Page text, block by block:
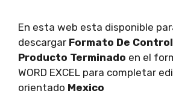
En esta web esta disponible
descargar Formato De
Producto Terminado en el
WORD EXCEL para completar
orientado Mexico